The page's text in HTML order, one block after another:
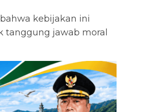
kebijakan ini
tanggung jawab moral